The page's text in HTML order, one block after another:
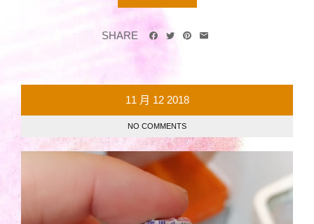
SHARE
11 月 12 2018
NO COMMENTS